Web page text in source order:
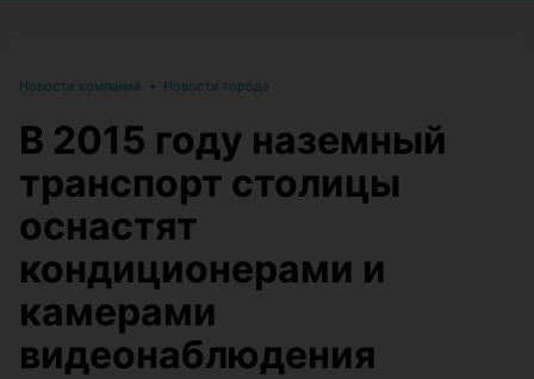
Новости компаний • Новости города
В 2015 году наземный
транспорт столицы
оснастят
кондиционерами и
камерами
видеонаблюдения